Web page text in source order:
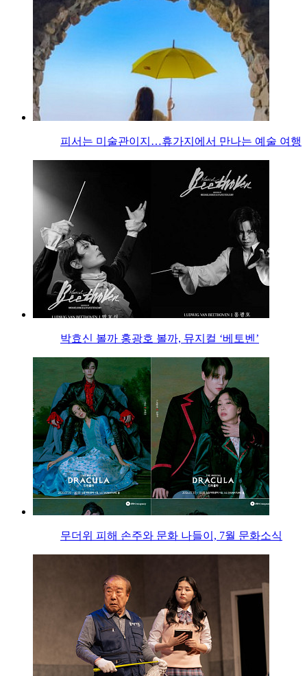
피서는 미술관이지…휴가지에서 만나는 예술 여행
박효신 볼까 홍광호 볼까, 뮤지컬 ‘베토벤’
무더위 피해 손주와 문화 나들이, 7월 문화소식